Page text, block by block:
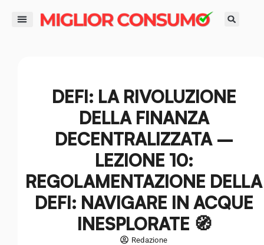
DEFI: LA RIVOLUZIONE
DELLA FINANZA
DECENTRALIZZATA –
LEZIONE 10:
REGOLAMENTAZIONE DELLA
DEFI: NAVIGARE IN ACQUE
INESPLORATE 🧭
Redazione